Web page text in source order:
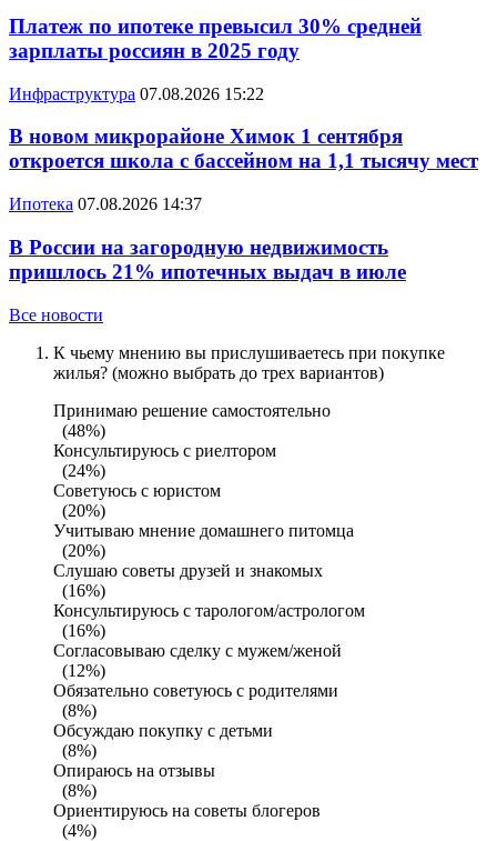
Платеж по ипотеке превысил 30% средней
зарплаты россиян в 2025 году
Инфраструктура 07.08.2026 15:22
В новом микрорайоне Химок 1 сентября
откроется школа с бассейном на 1,1 тысячу мест
Ипотека 07.08.2026 14:37
В России на загородную недвижимость
пришлось 21% ипотечных выдач в июле
Все новости
К чьему мнению вы прислушиваетесь при покупке
жилья? (можно выбрать до трех вариантов)
Принимаю решение самостоятельно
(48%)
Консультируюсь с риелтором
(24%)
Советуюсь с юристом
(20%)
Учитываю мнение домашнего питомца
(20%)
Слушаю советы друзей и знакомых
(16%)
Консультируюсь с тарологом/астрологом
(16%)
Согласовываю сделку с мужем/женой
(12%)
Обязательно советуюсь с родителями
(8%)
Обсуждаю покупку с детьми
(8%)
Опираюсь на отзывы
(8%)
Ориентируюсь на советы блогеров
(4%)